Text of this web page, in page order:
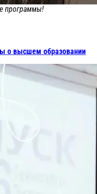
программы!
о высшем образовании